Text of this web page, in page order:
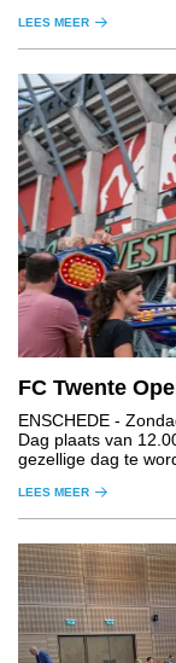
LEES MEER
FC Twente
ENSCHEDE -
Dag plaats van
gezellige dag te
LEES MEER